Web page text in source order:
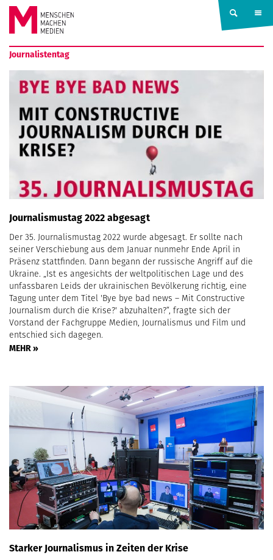
Springe zum Inhalt
MENSCHEN
MACHEN
MEDIEN
Journalistentag
Journalismustag 2022 abgesagt
Der 35. Journalismustag 2022 wurde abgesagt. Er sollte nach
seiner Verschiebung aus dem Januar nunmehr Ende April in
Präsenz stattfinden. Dann begann der russische Angriff auf die
Ukraine. „Ist es angesichts der weltpolitischen Lage und des
unfassbaren Leids der ukrainischen Bevölkerung richtig, eine
Tagung unter dem Titel 'Bye bye bad news – Mit Constructive
Journalism durch die Krise?' abzuhalten?“, fragte sich der
Vorstand der Fachgruppe Medien, Journalismus und Film und
entschied sich dagegen.
MEHR »
Starker Journalismus in Zeiten der Krise